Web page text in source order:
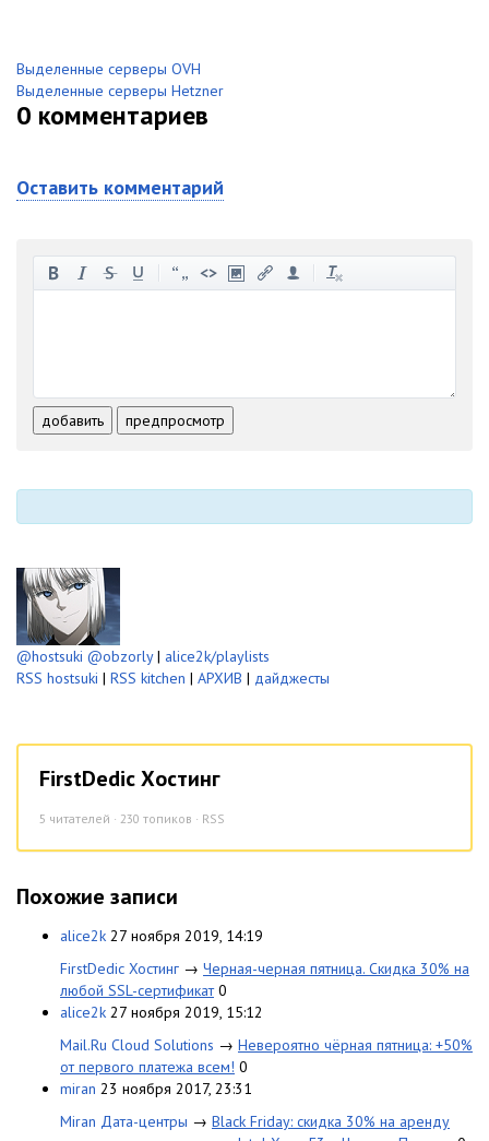
Выделенные серверы OVH
Выделенные серверы Hetzner
0 комментариев
Оставить комментарий
-
-
-
добавить предпросмотр
@hostsuki @obzorly| alice2k/playlists
RSS hostsuki | RSS kitchen | АРХИВ | дайджесты
FirstDedic Хостинг
5 читателей · 230 топиков · RSS
Похожие записи
alice2k 27 ноября 2019, 14:19
FirstDedic Хостинг → Черная-черная пятница. Скидка 30% на
любой SSL-сертификат 0
alice2k 27 ноября 2019, 15:12
Mail.Ru Cloud Solutions → Невероятно чёрная пятница: +50%
от первого платежа всем! 0
miran 23 ноября 2017, 23:31
Miran Дата-центры → Black Friday: скидка 30% на аренду